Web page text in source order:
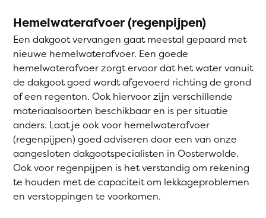
Hemelwaterafvoer (regenpijpen)
Een dakgoot vervangen gaat meestal gepaard met
nieuwe hemelwaterafvoer. Een goede
hemelwaterafvoer zorgt ervoor dat het water vanuit
de dakgoot goed wordt afgevoerd richting de grond
of een regenton. Ook hiervoor zijn verschillende
materiaalsoorten beschikbaar en is per situatie
anders. Laat je ook voor hemelwaterafvoer
(regenpijpen) goed adviseren door een van onze
aangesloten dakgootspecialisten in Oosterwolde.
Ook voor regenpijpen is het verstandig om rekening
te houden met de capaciteit om lekkageproblemen
en verstoppingen te voorkomen.